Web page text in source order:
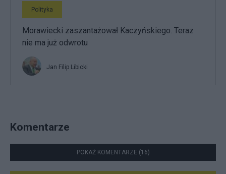
Polityka
Morawiecki zaszantażował Kaczyńskiego. Teraz
nie ma już odwrotu
Jan Filip Libicki
Komentarze
POKAŻ KOMENTARZE (16)